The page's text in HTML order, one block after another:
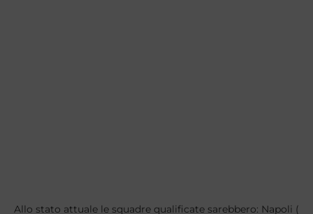
Allo stato attuale le squadre qualificate sarebbero: Napoli (